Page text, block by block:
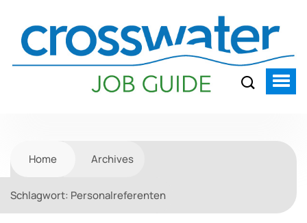
Home Archives
Schlagwort: Personalreferenten